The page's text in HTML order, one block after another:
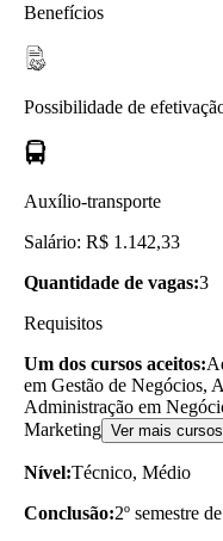
Benefícios
Possibilidade de
Auxílio-transporte
Salário: R$ 1.142,33
Quantidade de vagas:3
Requisitos
Um dos cursos aceitos:
em Gestão de Negócios,
Administração em
Marketing Ver mais cursos
Nível:Técnico, Médio
Conclusão:2º semestre